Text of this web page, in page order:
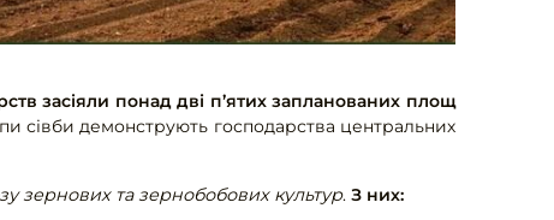
засіяли понад дві п’ятих запланованих площ
сівби демонструють господарства центральних
зернових та зернобобових культур.З них: